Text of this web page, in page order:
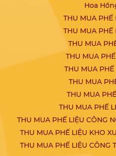
Hoa
THU MUA PHẾ
THU MUA PHẾ
THU MUA
THU MUA
THU MUA PHẾ
THU MUA
THU MUA
THU MUA PHẾ
THU MUA PHẾ LIỆU CÔNG
THU MUA PHẾ LIỆU KHO
THU MUA PHẾ LIỆU CÔNG